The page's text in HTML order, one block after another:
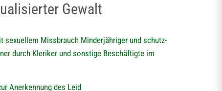
Gewalt
sexuellem Missbrauch Minderjähriger und schutz-
durch Kleriker und sonstige Beschäftigte im
Anerkennung des Leid